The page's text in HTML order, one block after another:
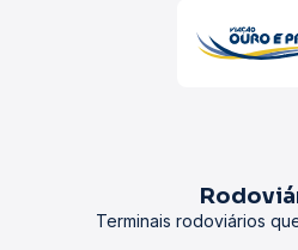
Terminais rodoviários